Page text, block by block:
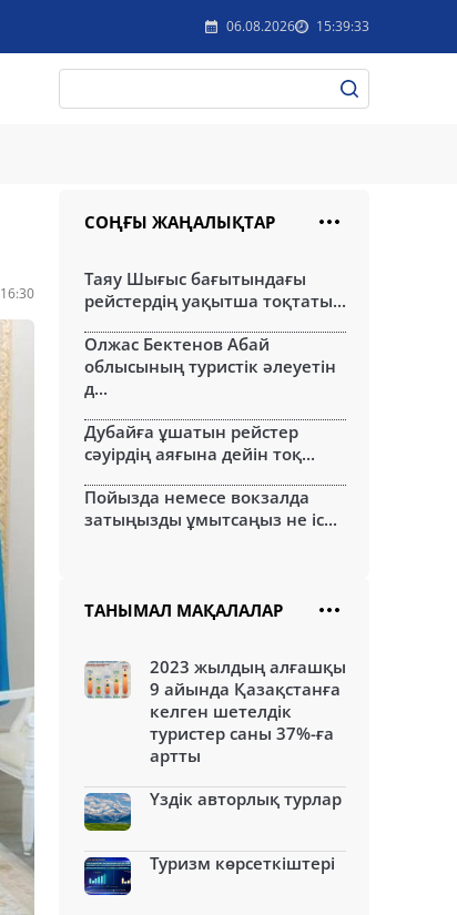
06.08.2026 15:39:33
16:30
СОҢҒЫ ЖАҢАЛЫҚТАР
Таяу Шығыс бағытындағы
рейстердің уақытша тоқтаты...
Олжас Бектенов Абай
облысының туристік әлеуетін
д...
Дубайға ұшатын рейстер
сәуірдің аяғына дейін тоқ...
Пойызда немесе вокзалда
затыңызды ұмытсаңыз не іс...
ТАНЫМАЛ МАҚАЛАЛАР
2023 жылдың алғашқы
9 айында Қазақстанға
келген шетелдік
туристер саны 37%-ға
артты
Үздік авторлық турлар
Туризм көрсеткіштері